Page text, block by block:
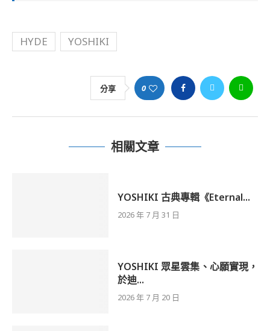
HYDE YOSHIKI
分享 0
相關文章
YOSHIKI 古典專輯《Eternal...
2026 年 7 月 31 日
YOSHIKI 眾星雲集、心願實現，
於迪...
2026 年 7 月 20 日